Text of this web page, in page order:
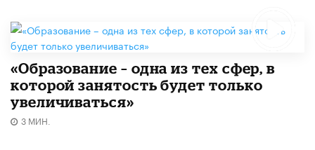
«Образование – одна из тех сфер, в
которой занятость будет только
увеличиваться»
3 МИН.